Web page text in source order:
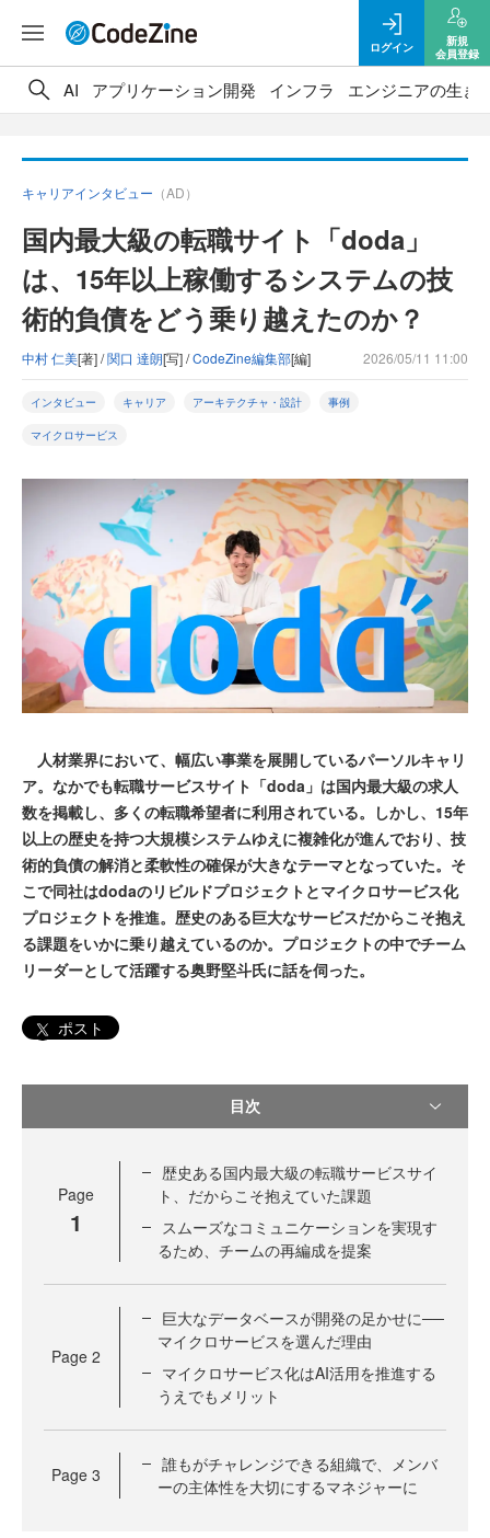
ログイン
新規
会員登録
AI アプリケーション開発 インフラ エンジニアの生き
キャリアインタビュー （AD）
国内最大級の転職サイト「doda」
は、15年以上稼働するシステムの技
術的負債をどう乗り越えたのか？
中村 仁美[著] /関口 達朗[写] /CodeZine編集部[編] 2026/05/11 11:00
インタビュー キャリア アーキテクチャ・設計 事例
マイクロサービス
人材業界において、幅広い事業を展開しているパーソルキャリ
ア。なかでも転職サービスサイト「doda」は国内最大級の求人
数を掲載し、多くの転職希望者に利用されている。しかし、15年
以上の歴史を持つ大規模システムゆえに複雑化が進んでおり、技
術的負債の解消と柔軟性の確保が大きなテーマとなっていた。そ
こで同社はdodaのリビルドプロジェクトとマイクロサービス化
プロジェクトを推進。歴史のある巨大なサービスだからこそ抱え
る課題をいかに乗り越えているのか。プロジェクトの中でチーム
リーダーとして活躍する奥野堅斗氏に話を伺った。
ポスト
目次
Page
1
歴史ある国内最大級の転職サービスサイ
ト、だからこそ抱えていた課題
スムーズなコミュニケーションを実現す
るため、チームの再編成を提案
Page 2
巨大なデータベースが開発の足かせに──
マイクロサービスを選んだ理由
マイクロサービス化はAI活用を推進する
うえでもメリット
Page 3
誰もがチャレンジできる組織で、メンバ
ーの主体性を大切にするマネジャーに